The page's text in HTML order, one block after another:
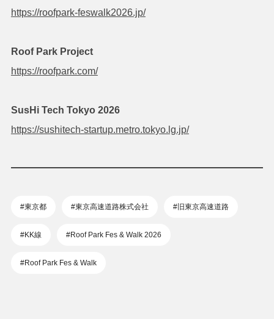
https://roofpark-feswalk2026.jp/
Roof Park Project
https://roofpark.com/
SusHi Tech Tokyo 2026
https://sushitech-startup.metro.tokyo.lg.jp/
#東京都 #東京高速道路株式会社 #旧東京高速道路
#KK線 #Roof Park Fes & Walk 2026
#Roof Park Fes & Walk